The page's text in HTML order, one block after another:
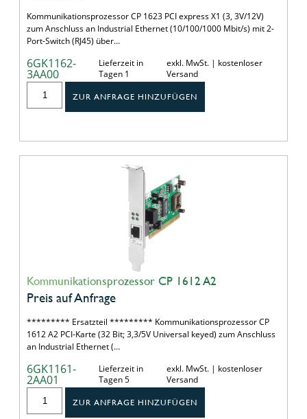
Kommunikationsprozessor CP 1623 PCI express X1 (3, 3V/12V)
zum Anschluss an Industrial Ethernet (10/100/1000 Mbit/s) mit 2-
Port-Switch (RJ45) über…
6GK1162-
3AA00
Lieferzeit in
Tagen 1
exkl. MwSt. | kostenloser
Versand
ZUR ANFRAGE HINZUFÜGEN
Kommunikationsprozessor CP 1612 A2
Preis auf Anfrage
********* Ersatzteil ********* Kommunikationsprozessor CP
1612 A2 PCI-Karte (32 Bit; 3,3/5V Universal keyed) zum Anschluss
an Industrial Ethernet (…
6GK1161-
2AA01
Lieferzeit in
Tagen 5
exkl. MwSt. | kostenloser
Versand
ZUR ANFRAGE HINZUFÜGEN